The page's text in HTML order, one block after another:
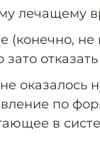
лечащему
(конечно, не
зато
оказалось
по
в